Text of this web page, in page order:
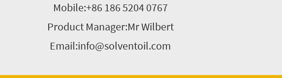
Mobile:+86 186 5204 0767
Product Manager:Mr Wilbert
Email:info@solventoil.com